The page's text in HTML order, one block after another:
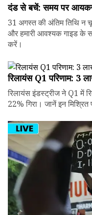
दंड से बचें: समय पर आयकर
31 अगस्त की अंतिम तिथि न
और हमारी आवश्यक गाइड के
करें।
रिलायंस Q1 परिणाम: ₹3
रिलायंस इंडस्ट्रीज ने Q1 में
22% गिरा। जानें इन